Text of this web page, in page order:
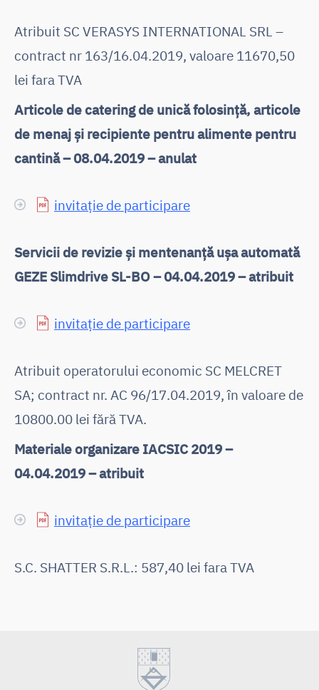
Atribuit SC VERASYS INTERNATIONAL SRL –
contract nr 163/16.04.2019, valoare 11670,50
lei fara TVA
Articole de catering de unică folosință, articole
de menaj și recipiente pentru alimente pentru
cantină – 08.04.2019 – anulat
invitație de participare
Servicii de revizie și mentenanță ușa automată
GEZE Slimdrive SL-BO – 04.04.2019 – atribuit
invitație de participare
Atribuit operatorului economic SC MELCRET
SA; contract nr. AC 96/17.04.2019, în valoare de
10800.00 lei fără TVA.
Materiale organizare IACSIC 2019 –
04.04.2019 – atribuit
invitație de participare
S.C. SHATTER S.R.L.: 587,40 lei fara TVA